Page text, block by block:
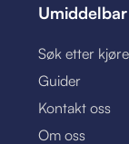
Søk etter
Guider
Kontakt oss
Om oss